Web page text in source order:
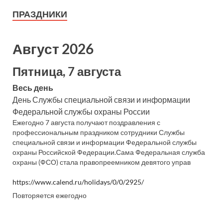
ПРАЗДНИКИ
Август 2026
Пятница, 7 августа
Весь день
День Службы специальной связи и информации
Федеральной службы охраны России
Ежегодно 7 августа получают поздравления с
профессиональным праздником сотрудники Службы
специальной связи и информации Федеральной службы
охраны Российской Федерации.Сама Федеральная служба
охраны (ФСО) стала правопреемником девятого управ
https://www.calend.ru/holidays/0/0/2925/
Повторяется ежегодно